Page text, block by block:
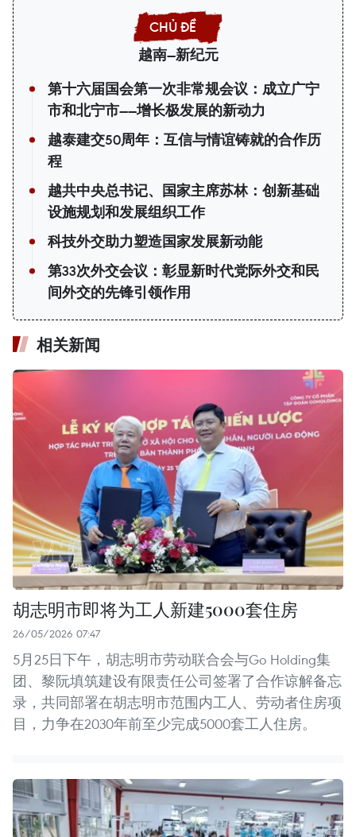
越南—新纪元
第十六届国会第一次非常规会议：成立广宁
市和北宁市——增长极发展的新动力
越泰建交50周年：互信与情谊铸就的合作历
程
越共中央总书记、国家主席苏林：创新基础
设施规划和发展组织工作
科技外交助力塑造国家发展新动能
第33次外交会议：彰显新时代党际外交和民
间外交的先锋引领作用
相关新闻
胡志明市即将为工人新建5000套住房
26/05/2026 07:47
5月25日下午，胡志明市劳动联合会与Go Holding集
团、黎阮填筑建设有限责任公司签署了合作谅解备忘
录，共同部署在胡志明市范围内工人、劳动者住房项
目，力争在2030年前至少完成5000套工人住房。